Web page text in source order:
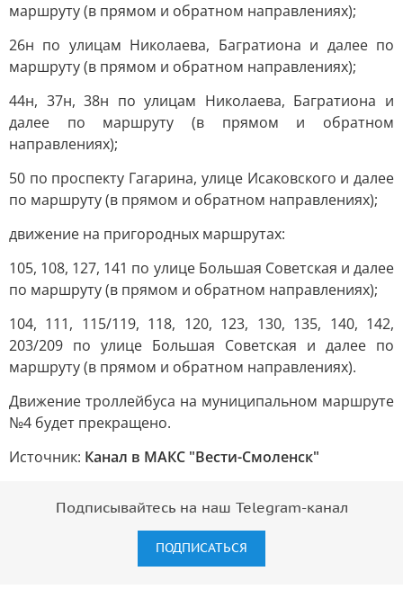
маршруту (в прямом и обратном направлениях);
26н по улицам Николаева, Багратиона и далее по
маршруту (в прямом и обратном направлениях);
44н, 37н, 38н по улицам Николаева, Багратиона и
далее по маршруту (в прямом и обратном
направлениях);
50 по проспекту Гагарина, улице Исаковского и далее
по маршруту (в прямом и обратном направлениях);
движение на пригородных маршрутах:
105, 108, 127, 141 по улице Большая Советская и далее
по маршруту (в прямом и обратном направлениях);
104, 111, 115/119, 118, 120, 123, 130, 135, 140, 142,
203/209 по улице Большая Советская и далее по
маршруту (в прямом и обратном направлениях).
Движение троллейбуса на муниципальном маршруте
№4 будет прекращено.
Источник: Канал в МАКС "Вести-Смоленск"
Подписывайтесь на наш Telegram-канал
ПОДПИСАТЬСЯ